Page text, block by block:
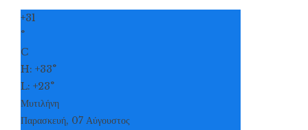
+31
°
C
H: +33°
L: +23°
Μυτιλήνη
Παρασκευή, 07 Αύγουστος